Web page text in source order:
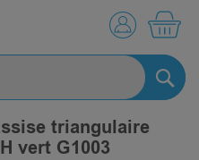
triangulaire
vert G1003